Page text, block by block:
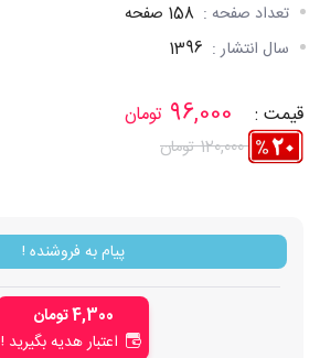
تعداد صفحه : 158 صفحه
سال انتشار : 1396
قیمت : 96,000 تومان
120,000 تومان
پیام به فروشنده !
4,300 تومان
اعتبار هدیه بگیرید !